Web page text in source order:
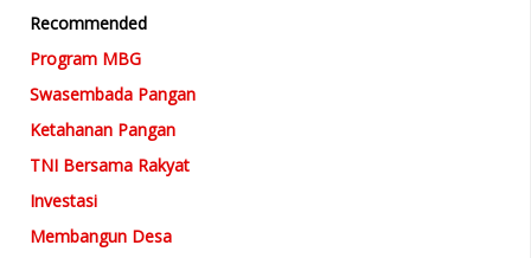
Recommended
Program MBG
Swasembada Pangan
Ketahanan Pangan
TNI Bersama Rakyat
Investasi
Membangun Desa